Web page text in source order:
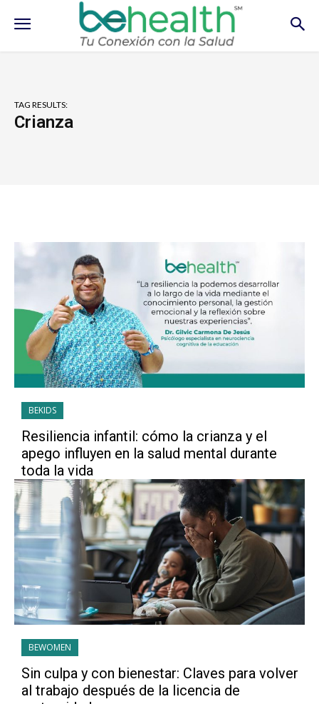
TAG RESULTS:
Crianza
BEKIDS
Resiliencia infantil: cómo la crianza y el
apego influyen en la salud mental durante
toda la vida
BEWOMEN
Sin culpa y con bienestar: Claves para volver
al trabajo después de la licencia de